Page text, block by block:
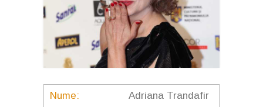
Nume: Adriana Trandafir